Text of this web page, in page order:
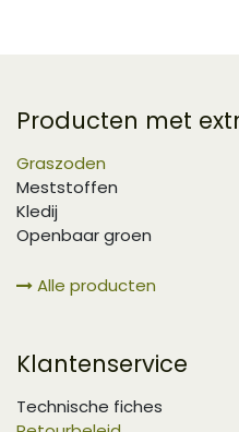
Producten met
Graszoden
Meststoffen
Kledij
Openbaar groen
Alle producten
Klantenservice
Technische fiches